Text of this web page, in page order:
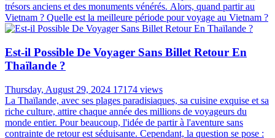
trésors anciens et des monuments vénérés. Alors, quand partir au
Vietnam ? Quelle est la meilleure période pour voyage au Vietnam ?
Est-il Possible De Voyager Sans Billet Retour En
Thaïlande ?
Thursday, August 29, 2024 17174 views
La Thaïlande, avec ses plages paradisiaques, sa cuisine exquise et sa
riche culture, attire chaque année des millions de voyageurs du
monde entier. Pour beaucoup, l'idée de partir à l'aventure sans
contrainte de retour est séduisante. Cependant, la question se pose :